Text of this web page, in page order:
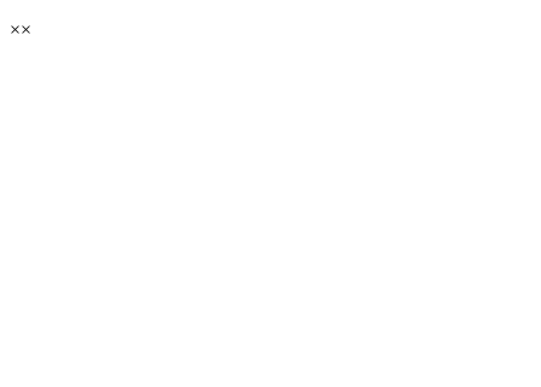
××